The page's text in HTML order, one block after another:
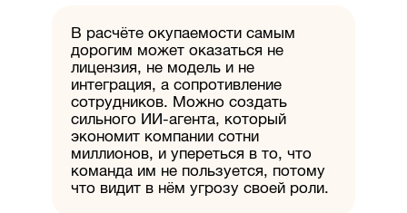
В расчёте окупаемости самым
дорогим может оказаться не
лицензия, не модель и не
интеграция, а сопротивление
сотрудников. Можно создать
сильного ИИ-агента, который
экономит компании сотни
миллионов, и упереться в то, что
команда им не пользуется, потому
что видит в нём угрозу своей роли.